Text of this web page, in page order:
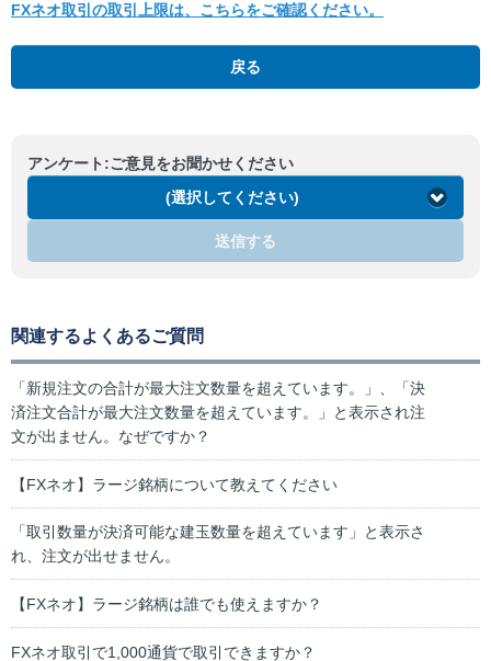
FXネオ取引の取引上限は、こちらをご確認ください。
戻る
アンケート:ご意見をお聞かせください
(選択してください)
送信する
関連するよくあるご質問
「新規注文の合計が最大注文数量を超えています。」、「決
済注文合計が最大注文数量を超えています。」と表示され注
文が出ません。なぜですか？
【FXネオ】ラージ銘柄について教えてください
「取引数量が決済可能な建玉数量を超えています」と表示さ
れ、注文が出せません。
【FXネオ】ラージ銘柄は誰でも使えますか？
FXネオ取引で1,000通貨で取引できますか？